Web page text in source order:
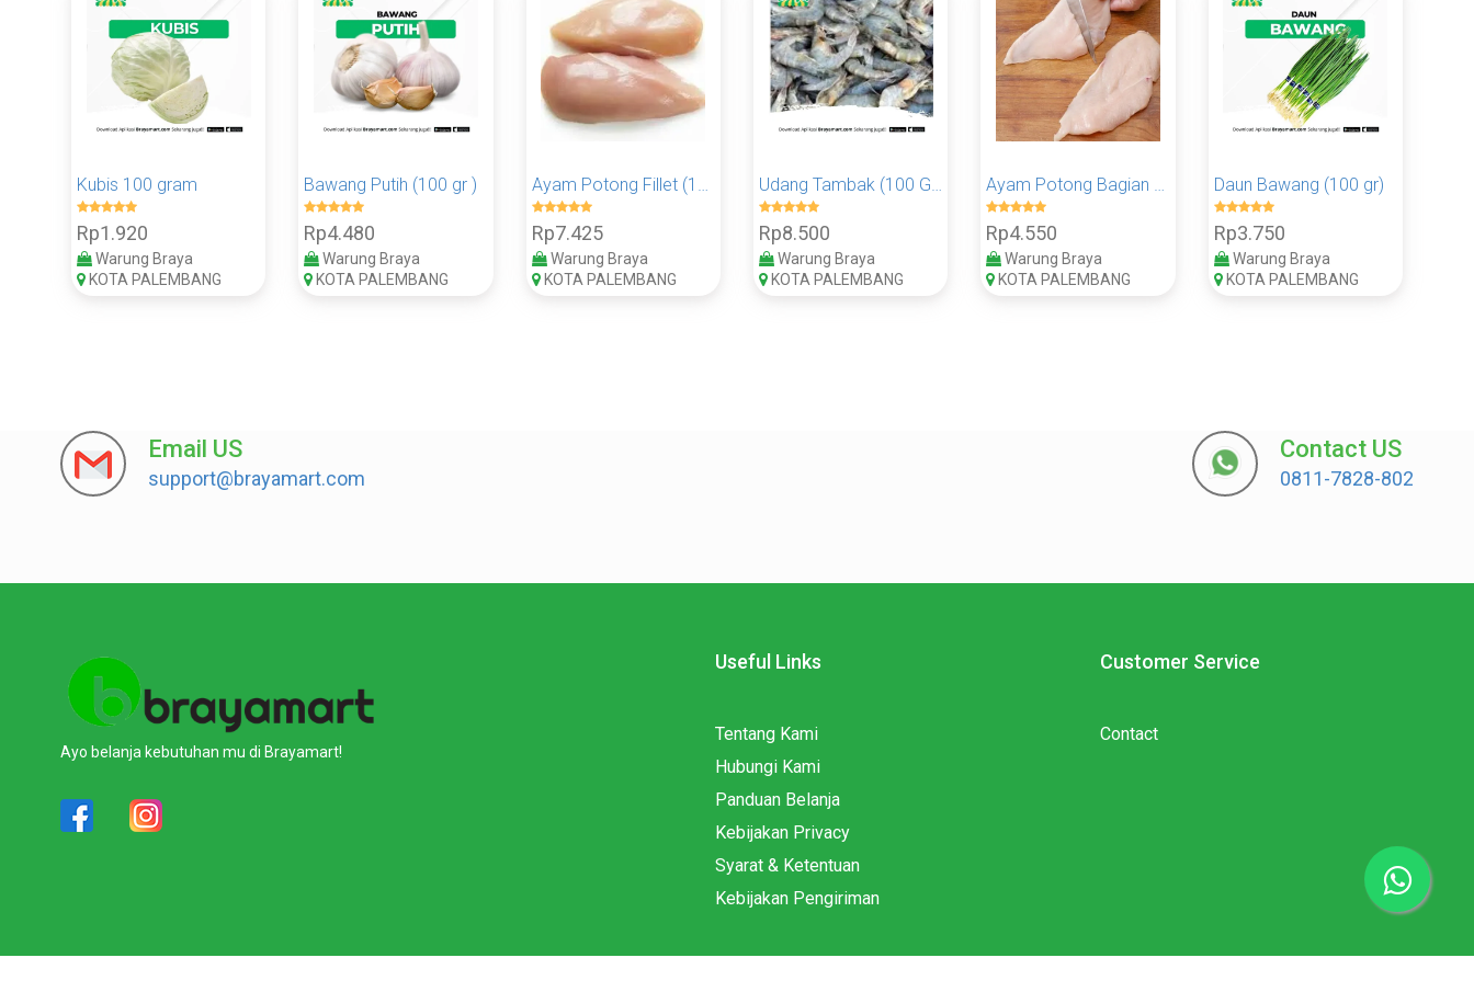
Kubis 100 gram
Rp1.920
Warung Braya
KOTA PALEMBANG
Bawang Putih (100 gr )
Rp4.480
Warung Braya
KOTA PALEMBANG
Rp7.425
Warung Braya
KOTA PALEMBANG
Rp8.500
Warung Braya
KOTA PALEMBANG
Rp4.550
Warung Braya
KOTA PALEMBANG
Daun Bawang (100 gr)
Rp3.750
Warung Braya
KOTA PALEMBANG
Email US
support@brayamart.com
Contact US
0811-7828-802
Ayo belanja kebutuhan mu di Brayamart!
Useful Links
Tentang Kami
Hubungi Kami
Panduan Belanja
Kebijakan Privacy
Syarat & Ketentuan
Kebijakan Pengiriman
Customer Service
Contact